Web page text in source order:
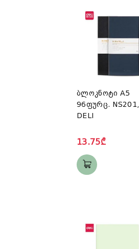
ბლოკნოტი A5
96ფურც. NS201,
DELI
13.75₾